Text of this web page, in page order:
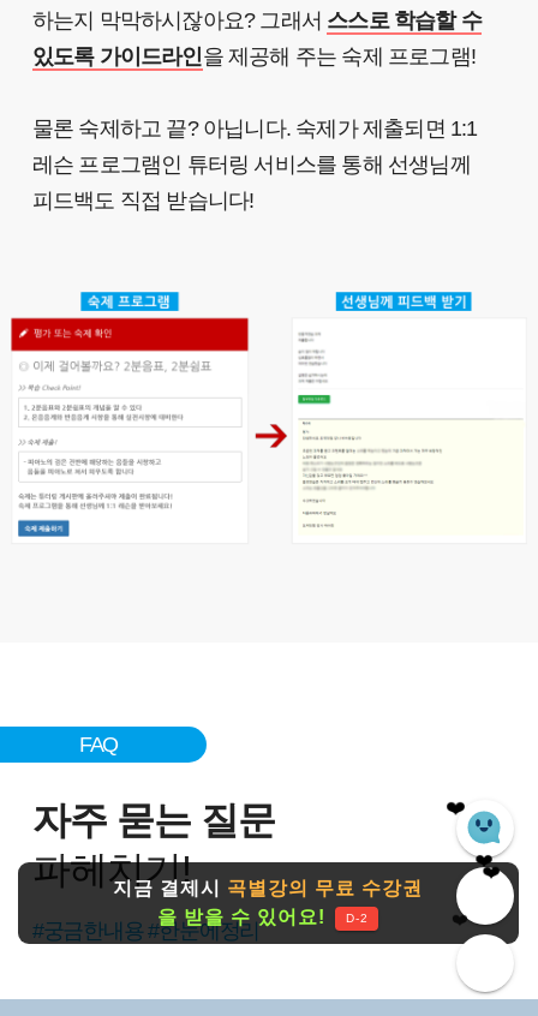
지금 결제시 곡별강의 무료 수강권
을 받을 수 있어요!
D-2
하는지 막막하시잖아요? 그래서 스스로 학습할 수
있도록 가이드라인을 제공해 주는 숙제 프로그램!
물론 숙제하고 끝? 아닙니다. 숙제가 제출되면 1:1
레슨 프로그램인 튜터링 서비스를 통해 선생님께
피드백도 직접 받습니다!
FAQ
자주 묻는 질문
파헤치기!
#궁금한내용 #한눈에정리
❤️
❤️
❤️
❤️